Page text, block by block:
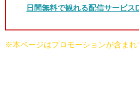
日間無料で観れる配信サービス
※本ページはプロモーションが含まれ